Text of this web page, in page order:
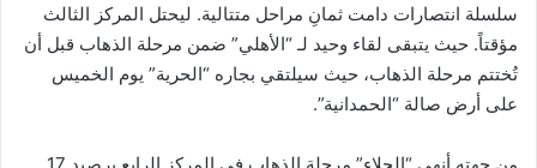
سلسلة انتصارات دامت ثمانِ مراحل متتالية. ليحتل المركز الثالث
مؤقتاً. حيث يتبقى لقاء وحيد لـ “الأهلي” ضمن مرحلة الذهاب قبل أن
تُختتم مرحلة الذهاب، حيث سيلتقي بجاره “الحرية” يوم الخميس
على أرض صالة “الحمدانية”.